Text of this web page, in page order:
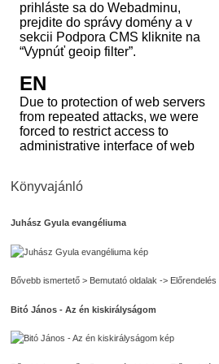
Könyvajánló
Juhász Gyula evangéliuma
Bővebb ismertető > Bemutató oldalak -> Előrendelés
Bitó János - Az én kiskirályságom